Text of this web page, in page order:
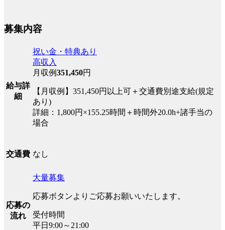
募集内容
給与詳
細
祝い金・特典あり
高収入
月収例351,450円
【月収例】351,450円以上可＋交通費別途支給(規定
あり)
詳細：1,800円×155.25時間＋時間外20.0h+諸手当の
場合
交通費 なし
応募の
流れ
大量募集
応募ボタンよりご応募お願いいたします。
受付時間
平日9:00～21:00